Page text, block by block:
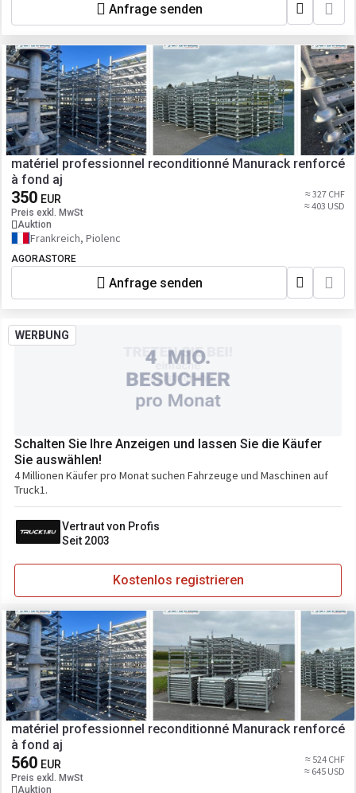
Anfrage senden
matériel professionnel reconditionné Manurack renforcé
à fond aj
350 EUR
Preis exkl. MwSt
Auktion
≈ 327 CHF
≈ 403 USD
Frankreich, Piolenc
AGORASTORE
Anfrage senden
WERBUNG
Schalten Sie Ihre Anzeigen und lassen Sie die Käufer
Sie auswählen!
4 Millionen Käufer pro Monat suchen Fahrzeuge und Maschinen auf
Truck1.
Vertraut von Profis
Seit 2003
Kostenlos registrieren
matériel professionnel reconditionné Manurack renforcé
à fond aj
560 EUR
Preis exkl. MwSt
Auktion
≈ 524 CHF
≈ 645 USD